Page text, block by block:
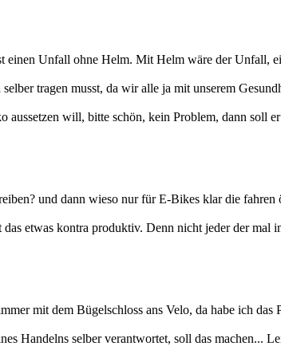
einen Unfall ohne Helm. Mit Helm wäre der Unfall,
tragen musst, da wir alle ja mit unserem
will, bitte schön, kein Problem, dann soll
und dann wieso nur für E-Bikes klar die
etwas kontra produktiv. Denn nicht jeder der mal
mit dem Bügelschloss ans Velo, da habe ich das
Handelns selber verantwortet, soll das machen...